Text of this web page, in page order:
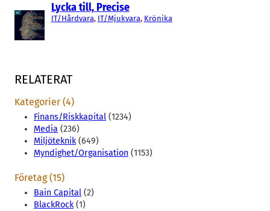
Lycka till, Precise
IT/Hårdvara, IT/Mjukvara, Krönika
RELATERAT
Kategorier (4)
Finans/Riskkapital (1234)
Media (236)
Miljöteknik(649)
Myndighet/Organisation (1153)
Företag (15)
Bain Capital (2)
BlackRock(1)